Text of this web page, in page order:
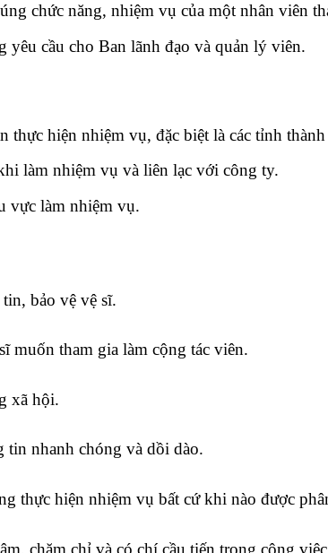
chức năng, nhiệm vụ của một nhân viên
cầu cho Ban lãnh đạo và quản lý viên.
thực hiện nhiệm vụ, đặc biệt là các tỉnh
làm nhiệm vụ và liên lạc với công ty.
vực làm nhiệm vụ.
bảo vệ vệ sĩ.
muốn tham gia làm cộng tác viên.
xã hội.
tin nhanh chóng và dồi dào.
thực hiện nhiệm vụ bất cứ khi nào được
chăm chỉ và có chí cầu tiến trong công